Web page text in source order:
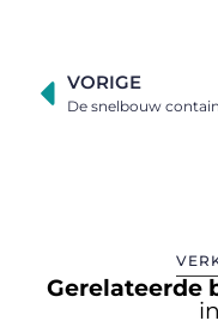
VORIGE
Gerelateerde